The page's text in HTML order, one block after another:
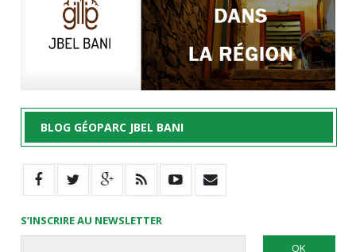
BLOG GÉOPARC JBEL BANI
S’INSCRIRE AU NEWSLETTER